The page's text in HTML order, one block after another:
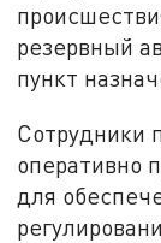
резервный
пункт
Сотрудники
оперативно
для